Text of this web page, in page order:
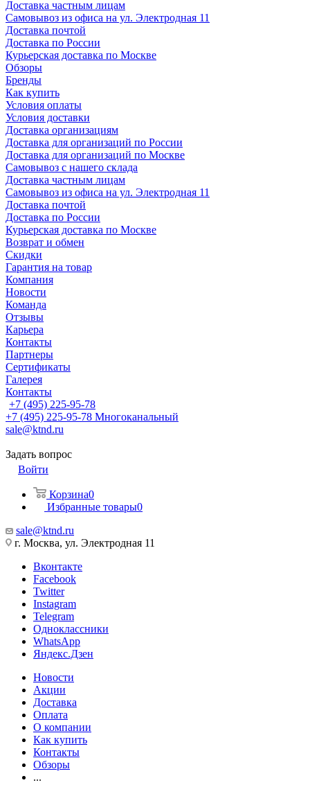
Доставка частным лицам
Самовывоз из офиса на ул. Электродная 11
Доставка почтой
Доставка по России
Курьерская доставка по Москве
Обзоры
Бренды
Как купить
Условия оплаты
Условия доставки
Доставка организациям
Доставка для организаций по России
Доставка для организаций по Москве
Самовывоз с нашего склада
Доставка частным лицам
Самовывоз из офиса на ул. Электродная 11
Доставка почтой
Доставка по России
Курьерская доставка по Москве
Возврат и обмен
Скидки
Гарантия на товар
Компания
Новости
Команда
Отзывы
Карьера
Контакты
Партнеры
Сертификаты
Галерея
Контакты
+7 (495) 225-95-78
+7 (495) 225-95-78 Многоканальный
sale@ktnd.ru
Задать вопрос
Войти
Корзина0
Избранные товары0
sale@ktnd.ru
г. Москва, ул. Электродная 11
Вконтакте
Facebook
Twitter
Instagram
Telegram
Одноклассники
WhatsApp
Яндекс.Дзен
Новости
Акции
Доставка
Оплата
О компании
Как купить
Контакты
Обзоры
...